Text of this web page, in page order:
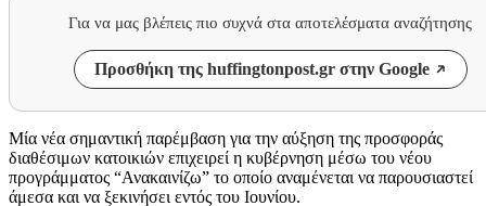
Για να μας βλέπεις πιο συχνά στα αποτελέσματα αναζήτησης
Προσθήκη της huffingtonpost.gr στην Google
Μία νέα σημαντική παρέμβαση για την αύξηση της προσφοράς
διαθέσιμων κατοικιών επιχειρεί η κυβέρνηση μέσω του νέου
προγράμματος “Ανακαινίζω” το οποίο αναμένεται να παρουσιαστεί
άμεσα και να ξεκινήσει εντός του Ιουνίου.